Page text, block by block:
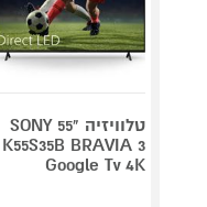
טלוויזיה "55 SONY
K55S35B BRAVIA 3
Google Tv 4K